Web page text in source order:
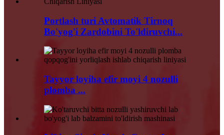
Portlash turi Avtomatik Tirnoq
Bo'yog'i Zardobini To'ldiruvchi...
Tayyor loyiha efir moyi 4 nozulli
plomba ...